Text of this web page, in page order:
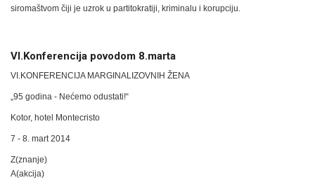
siromaštvom čiji je uzrok u partitokratiji, kriminalu i korupciju.
VI.Konferencija povodom 8.marta
VI.KONFERENCIJA MARGINALIZOVNIH ŽENA
„95 godina - Nećemo odustati!“
Kotor, hotel Montecristo
7 - 8. mart 2014
Z(znanje)
A(akcija)